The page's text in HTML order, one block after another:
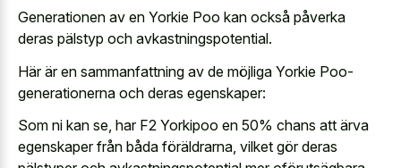
Generationen av en Yorkie Poo kan också påverka
deras pälstyp och avkastningspotential.
Här är en sammanfattning av de möjliga Yorkie Poo-
generationerna och deras egenskaper:
Som ni kan se, har F2 Yorkipoo en 50% chans att ärva
egenskaper från båda föräldrarna, vilket gör deras